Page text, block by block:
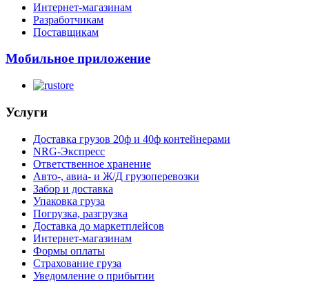
Интернет-магазинам
Разработчикам
Поставщикам
Мобильное приложение
Услуги
Доставка грузов 20ф и 40ф контейнерами
NRG-Экспресс
Ответственное хранение
Авто-, авиа- и Ж/Д грузоперевозки
Забор и доставка
Упаковка груза
Погрузка, разгрузка
Доставка до маркетплейсов
Интернет-магазинам
Формы оплаты
Страхование груза
Уведомление о прибытии